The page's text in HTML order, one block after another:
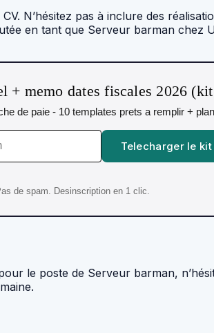
N’hésitez pas à inclure des
en tant que Serveur barman chez
+ memo dates fiscales 2026
de paie - 10 templates prets a remplir +
Telecharger le kit
de spam. Desinscription en 1 clic.
le poste de Serveur barman,